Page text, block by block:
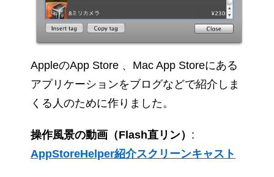
AppleのApp Store 、Mac App Storeにある
アプリケーションをブログなどで紹介しま
くる人のために作りました。
操作風景の動画（Flash直リン） :
AppStoreHelper紹介スクリーンキャスト